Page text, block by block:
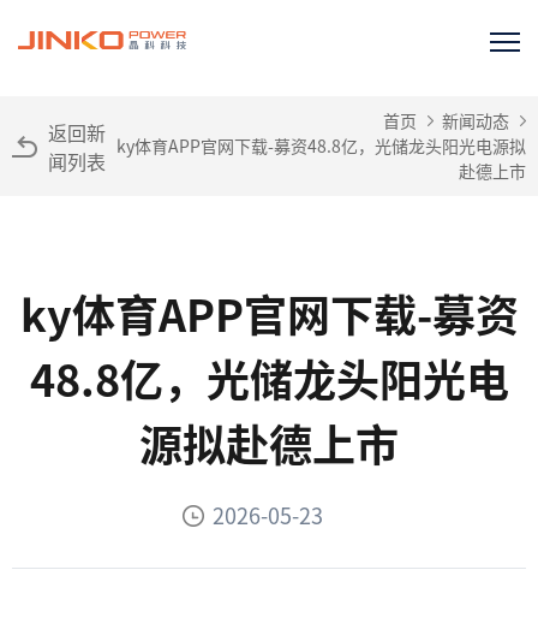
返回新
闻列表
首页
新闻动态
ky体育APP官网下载-募资48.8亿，光储龙头阳光电源拟
赴德上市
ky体育APP官网下载-募资
48.8亿，光储龙头阳光电
源拟赴德上市
2026-05-23